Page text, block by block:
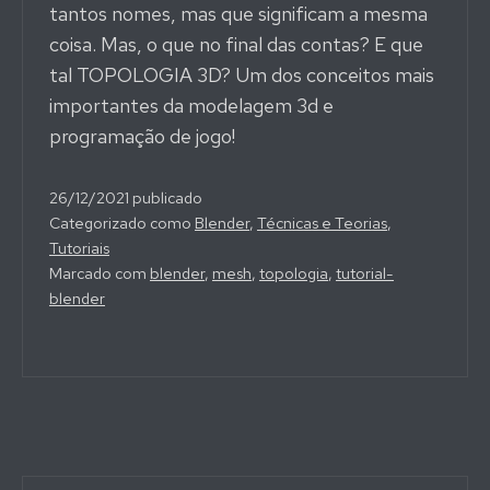
tantos nomes, mas que significam a mesma
coisa. Mas, o que no final das contas? E que
tal TOPOLOGIA 3D? Um dos conceitos mais
importantes da modelagem 3d e
programação de jogo!
26/12/2021 publicado
Categorizado como Blender, Técnicas e Teorias,
Tutoriais
Marcado com blender, mesh, topologia, tutorial-
blender